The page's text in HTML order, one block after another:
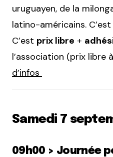
uruguayen, de la
latino-américains.
C’est prix libre +
l’association (prix libre
d’infos
Samedi 7
09h00 > Journée